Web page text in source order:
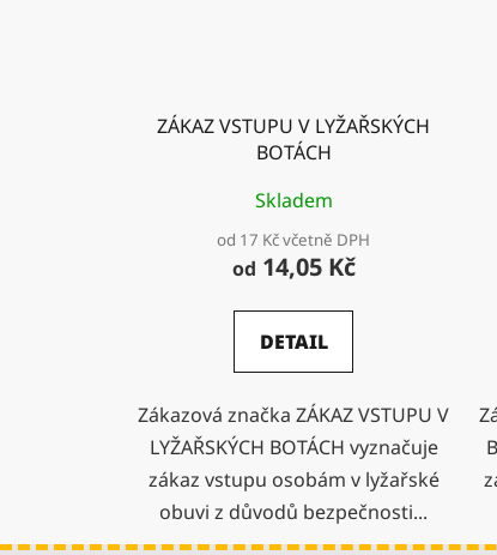
ZÁKAZ VSTUPU V LYŽAŘSKÝCH
BOTÁCH
Skladem
od 17 Kč včetně DPH
od 14,05 Kč
DETAIL
Zákazová značka ZÁKAZ VSTUPU V
LYŽAŘSKÝCH BOTÁCH vyznačuje
zákaz vstupu osobám v lyžařské
obuvi z důvodů bezpečnosti...